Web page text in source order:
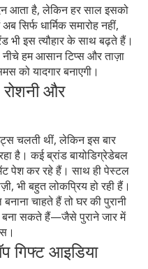
आता है, लेकिन हर साल इसको
धार्मिक समारोह नहीं,
इस त्यौहार के साथ बढ़ते हैं।
हम आसान टिप्स और ताज़ा
को यादगार बनाएगी।
और
चलती थीं, लेकिन इस बार
है। कई ब्रांड बायोडिग्रेडेबल
पेश कर रहे हैं। साथ ही पेस्टल
भी बहुत लोकप्रिय हो रही हैं।
चाहते हैं तो घर की पुरानी
सकते हैं—जैसे पुराने जार में
गिफ्ट आइडिया